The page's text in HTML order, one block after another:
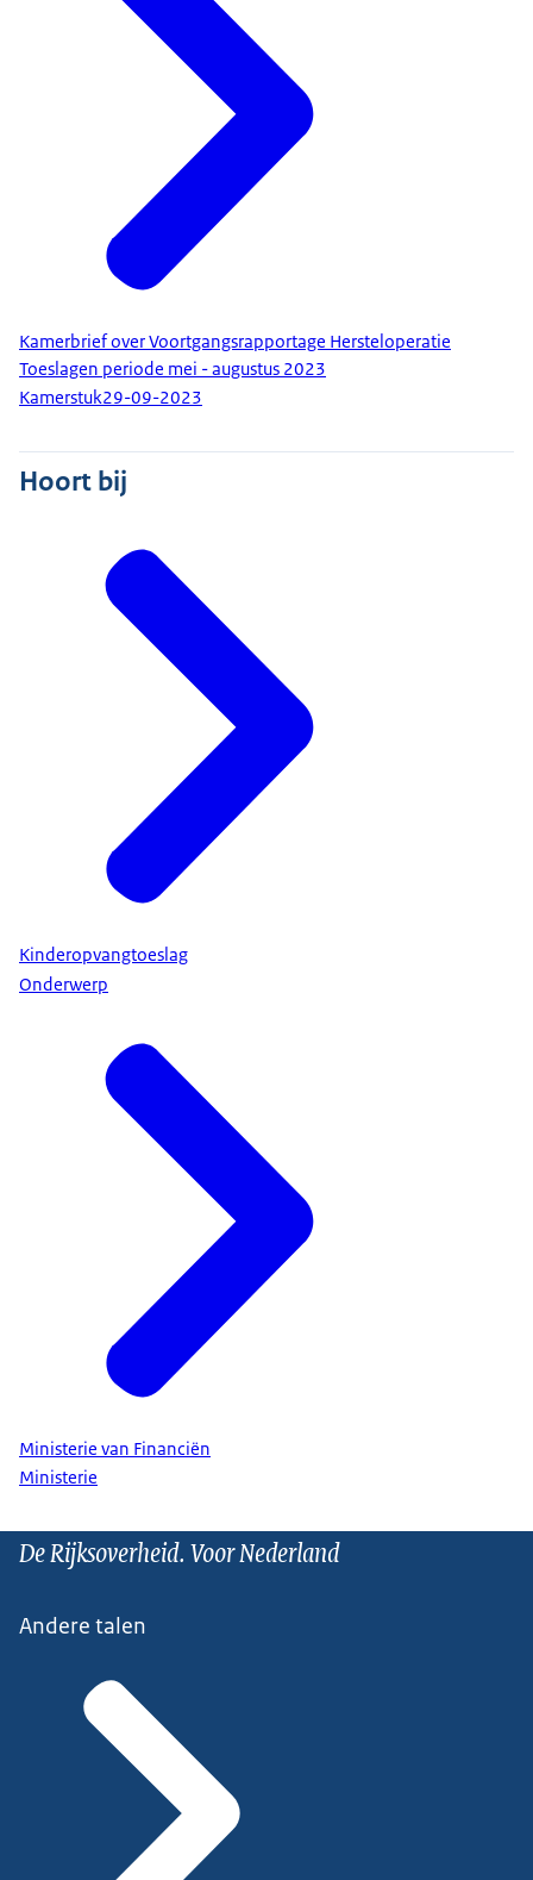
Kamerbrief over Voortgangsrapportage Hersteloperatie
Toeslagen periode mei - augustus 2023
Kamerstuk29-09-2023
Hoort bij
Kinderopvangtoeslag
Onderwerp
Ministerie van Financiën
Ministerie
De Rijksoverheid. Voor Nederland
Andere talen